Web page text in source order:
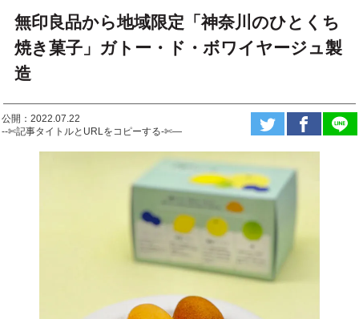
無印良品から地域限定「神奈川のひとくち
焼き菓子」ガトー・ド・ボワイヤージュ製
造
公開：2022.07.22
--✄記事タイトルとURLをコピーする-✄—